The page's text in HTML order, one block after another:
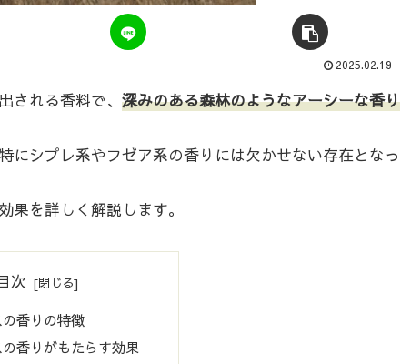
2025.02.19
される香料で、 深みのある森林のようなアーシーな香り
にシプレ系やフゼア系の香りには欠かせない存在となっ
果を詳しく解説します。
次
香りの特徴
香りがもたらす効果